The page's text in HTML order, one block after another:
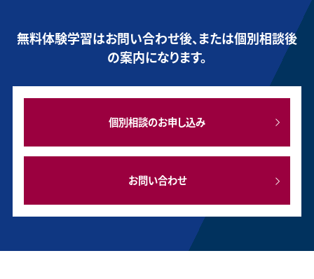
無料体験学習はお問い合わせ後、または個別相談後
の案内になります。
個別相談のお申し込み
お問い合わせ